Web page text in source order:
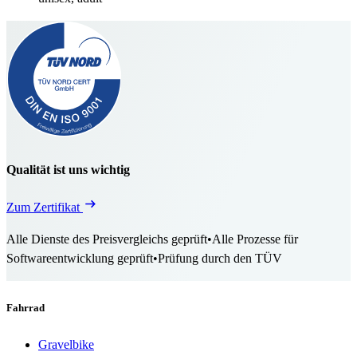
Qualität ist uns wichtig
Zum Zertifikat
Alle Dienste des Preisvergleichs geprüft•Alle Prozesse für
Softwareentwicklung geprüft•Prüfung durch den TÜV
Fahrrad
Gravelbike